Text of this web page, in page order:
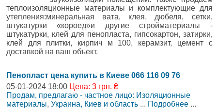
теплоизоляционные материалы и комплектующие для
утепления:минеральная вата, клея, дюбеля, сетки,
штукатурки «короед»и другие стройматериалы -
штукатурки, клей для пенопласта, гипсокартон, затирки,
клей для плитки, кирпич м 100, керамзит, цемент с
доставкой на ваш объект.
Пенопласт цена купить в Киеве 066 116 09 76
05-01-2024 18:00 Цена: 3 грн. ₴
Продам, предлагаю - частное лицо: Изоляционные
материалы, Украина, Киев и область ... Подробнее ...